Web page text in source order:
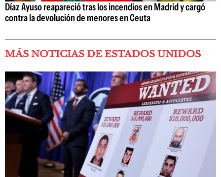
Díaz Ayuso reapareció tras los incendios en Madrid y cargó
contra la devolución de menores en Ceuta
MÁS NOTICIAS DE ESTADOS UNIDOS